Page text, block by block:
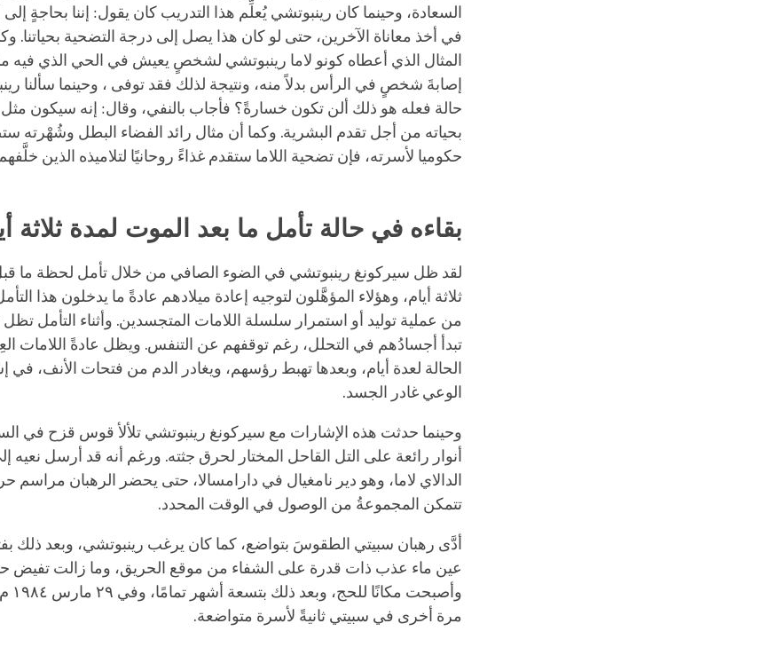
السعادة، وحينما كان رينبوتشي يُعلِّم هذا التدريب كان يقول: إننا بحاجةٍ
في أخذ معاناة الآخرين، حتى لو كان هذا يصل إلى درجة التضحية بحياتنا.
المثال الذي أعطاه كونو لاما رينبوتشي لشخصٍ يعيش في الحي الذي فيه
إصابةَ شخصٍ في الرأس بدلاً منه، ونتيجة لذلك فقد توفى ، وحينما سألنا
حالة فعله هو ذلك ألن تكون خسارةً؟ فأجاب بالنفي، وقال: إنه سيكون
بحياته من أجل تقدم البشرية. وكما أن مثال رائد الفضاء البطل وشُهْرته
حكوميا لأسرته، فإن تضحية اللاما ستقدم غذاءً روحانيًا لتلاميذه الذين
بقاءه في حالة تأمل ما بعد الموت لمدة ثلاثة
لقد ظل سيركونغ رينبوتشي في الضوء الصافي من خلال تأمل لحظة ما
ثلاثة أيام، وهؤلاء المؤهَّلون لتوجيه إعادة ميلادهم عادةً ما يدخلون هذا
من عملية توليد أو استمرار سلسلة اللامات المتجسدين. وأثناء التأمل تظل
تبدأ أجسادُهم في التحلل، رغم توقفهم عن التنفس. ويظل عادةً اللامات
الحالة لعدة أيام، وبعدها تهبط رؤسهم، ويغادر الدم من فتحات الأنف، في
الوعي غادر الجسد.
وحينما حدثت هذه الإشارات مع سيركونغ رينبوتشي تلألأ قوس قزح في
أنوار رائعة على التل القاحل المختار لحرق جثته. ورغم أنه قد أرسل نعيه
الدالاي لاما، وهو دير نامغيال في دارامسالا، حتى يحضر الرهبان مراسم
تتمكن المجموعةُ من الوصول في الوقت المحدد.
أدَّى رهبان سبيتي الطقوسَ بتواضع، كما كان يرغب رينبوتشي، وبعد ذلك
عين ماء عذب ذات قدرة على الشفاء من موقع الحريق، وما زالت تفيض
مرة أخرى في سبيتي ثانيةً لأسرة متواضعة.